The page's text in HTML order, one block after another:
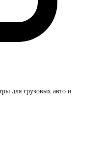
для грузовых авто и